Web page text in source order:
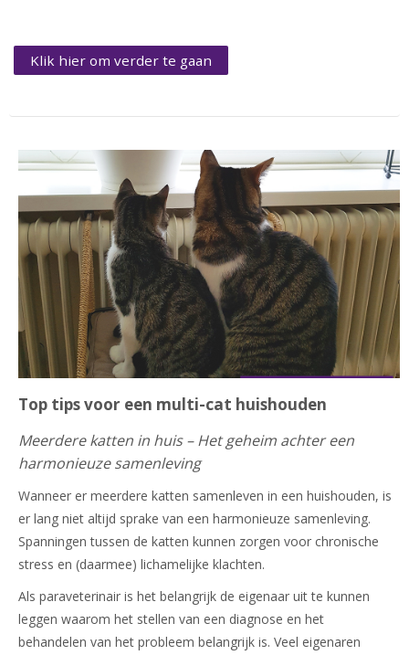
Klik hier om verder te gaan
Top tips voor een multi-cat huishouden
Meerdere katten in huis – Het geheim achter een
harmonieuze samenleving
Wanneer er meerdere katten samenleven in een huishouden, is
er lang niet altijd sprake van een harmonieuze samenleving.
Spanningen tussen de katten kunnen zorgen voor chronische
stress en (daarmee) lichamelijke klachten.
Als paraveterinair is het belangrijk de eigenaar uit te kunnen
leggen waarom het stellen van een diagnose en het
behandelen van het probleem belangrijk is. Veel eigenaren